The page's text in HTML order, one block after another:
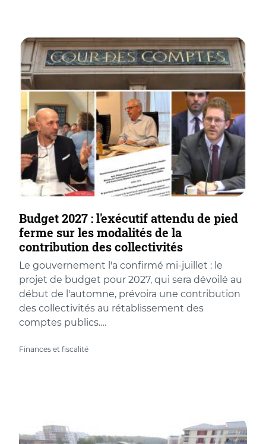
Budget 2027 : l'exécutif attendu de pied
ferme sur les modalités de la
contribution des collectivités
Le gouvernement l'a confirmé mi-juillet : le
projet de budget pour 2027, qui sera dévoilé au
début de l'automne, prévoira une contribution
des collectivités au rétablissement des
comptes publics.…
Finances et fiscalité